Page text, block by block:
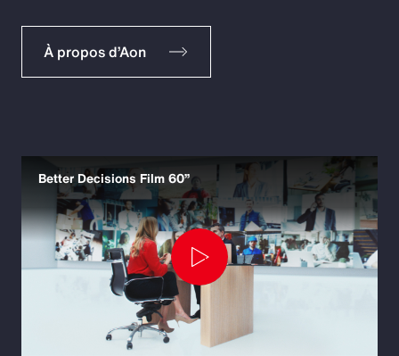
À propos d’Aon
Better Decisions Film 60”
Play